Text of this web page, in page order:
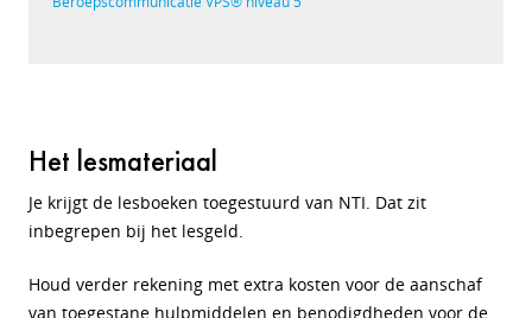
Het lesmateriaal
Je krijgt de lesboeken toegestuurd van NTI. Dat zit
inbegrepen bij het lesgeld.
Houd verder rekening met extra kosten voor de aanschaf
van toegestane hulpmiddelen en benodigdheden voor de